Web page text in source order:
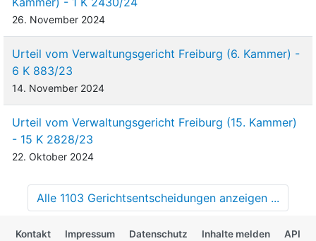
26. November 2024
Urteil vom Verwaltungsgericht Freiburg (6. Kammer) -
6 K 883/23
14. November 2024
Urteil vom Verwaltungsgericht Freiburg (15. Kammer)
- 15 K 2828/23
22. Oktober 2024
Alle 1103 Gerichtsentscheidungen anzeigen ...
Kontakt Impressum Datenschutz Inhalte melden API